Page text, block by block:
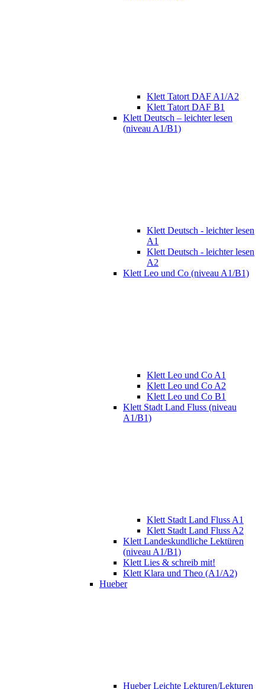
Klett Tatort DAF A1/A2
Klett Tatort DAF B1
Klett Deutsch – leichter lesen
(niveau A1/B1)
Klett Deutsch - leichter lesen
A1
Klett Deutsch - leichter lesen
A2
Klett Leo und Co (niveau A1/B1)
Klett Leo und Co A1
Klett Leo und Co A2
Klett Leo und Co B1
Klett Stadt Land Fluss (niveau
A1/B1)
Klett Stadt Land Fluss A1
Klett Stadt Land Fluss A2
Klett Landeskundliche Lektüren
(niveau A1/B1)
Klett Lies & schreib mit!
Klett Klara und Theo (A1/A2)
Hueber
Hueber Leichte Lekturen/Lekturen